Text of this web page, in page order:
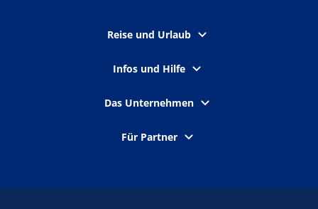
Reise und Urlaub
Infos und Hilfe
Das Unternehmen
Für Partner